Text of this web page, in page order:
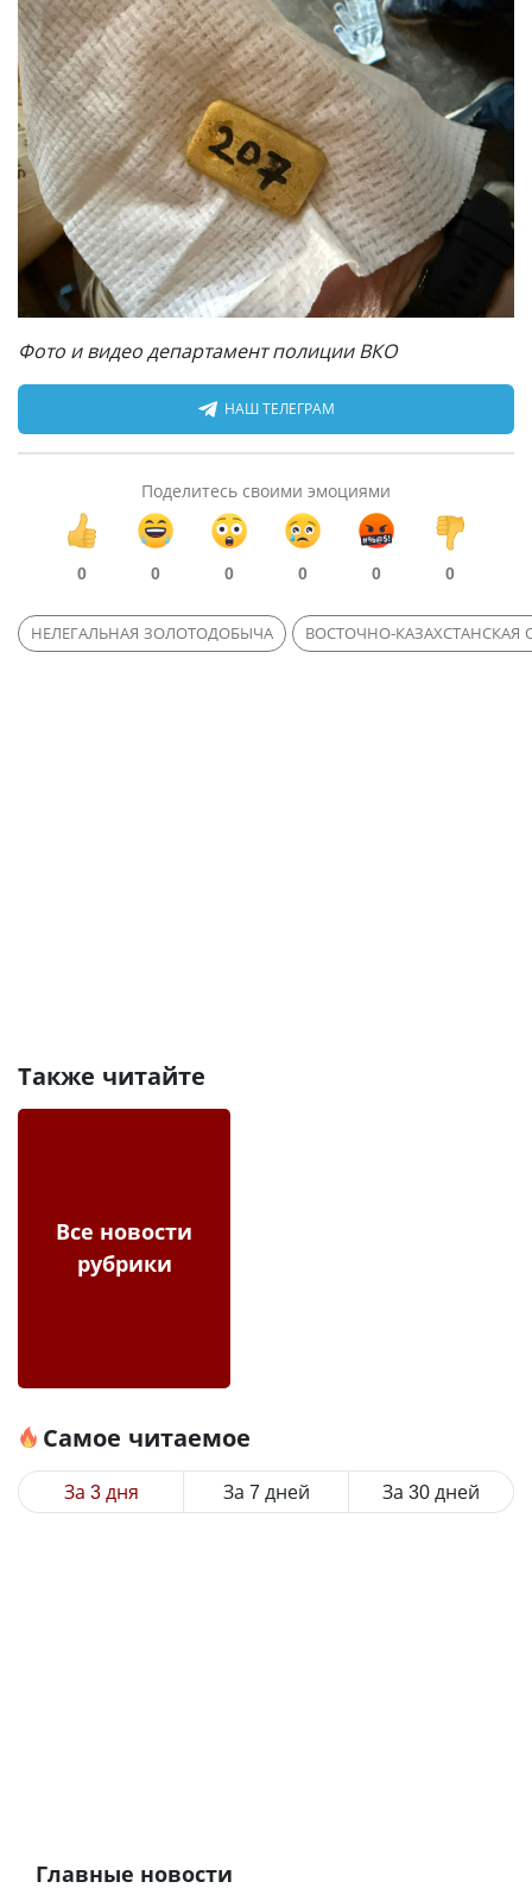
Фото и видео департамент полиции ВКО
НАШ ТЕЛЕГРАМ
Поделитесь своими эмоциями
0 0 0 0 0 0
НЕЛЕГАЛЬНАЯ ЗОЛОТОДОБЫЧА ВОСТОЧНО-КАЗАХСТАНСКАЯ
Также читайте
Все новости
рубрики
Самое читаемое
За 3 дня За 7 дней За 30 дней
Главные новости